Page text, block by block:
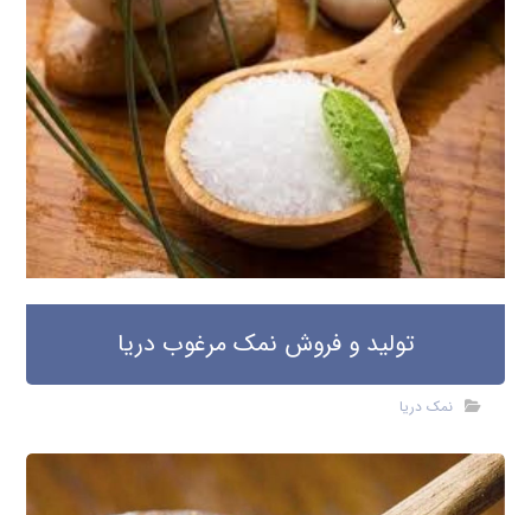
تولید و فروش نمک مرغوب دریا
نمک دریا